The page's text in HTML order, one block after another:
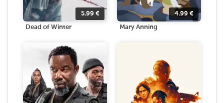
5.99 €
Dead of Winter
4.99 €
Mary Anning